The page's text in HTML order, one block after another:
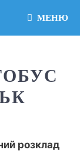
МЕНЮ
розклад